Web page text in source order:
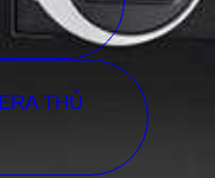
THỦ